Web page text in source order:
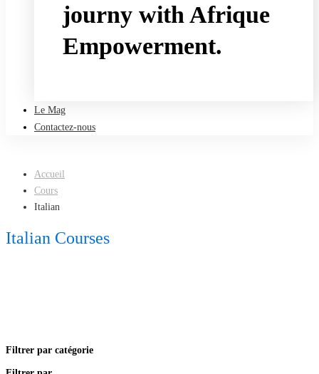
journy with Afrique
Empowerment.
Le Mag
Contactez-nous
Accueil
Cours
Italian
Italian Courses
Filtrer par catégorie